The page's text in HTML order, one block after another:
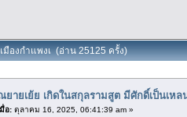
มืองกำแพงเ (อ่าน 25125 ครั้ง)
ยายเย้ย เกิดในสกุลรามสูต มีศักดิ์เป็นเหล
มื่อ: ตุลาคม 16, 2025, 06:41:39 am »